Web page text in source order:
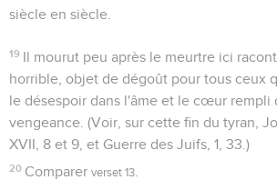
siècle en siècle.
19 Il mourut peu après le meurtre ici
horrible, objet de dégoût pour tous ceux
le désespoir dans l'âme et le cœur rempli
vengeance. (Voir, sur cette fin du tyran,
XVII, 8 et 9, et Guerre des Juifs, 1, 33.)
20 Comparerverset 13